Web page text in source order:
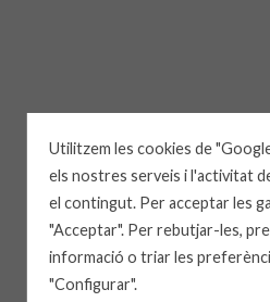
Utilitzem les cookies de
els nostres serveis i l'activitat
el contingut. Per acceptar les
"Acceptar". Per rebutjar-les,
informació o triar les
"Configurar".